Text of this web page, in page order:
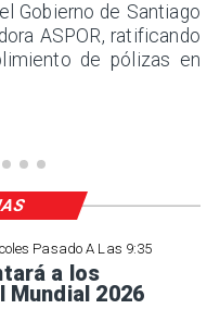
Gobierno de Santiago
ASPOR, ratificando
de pólizas en
Pasado A Las 9:35
a los
2026